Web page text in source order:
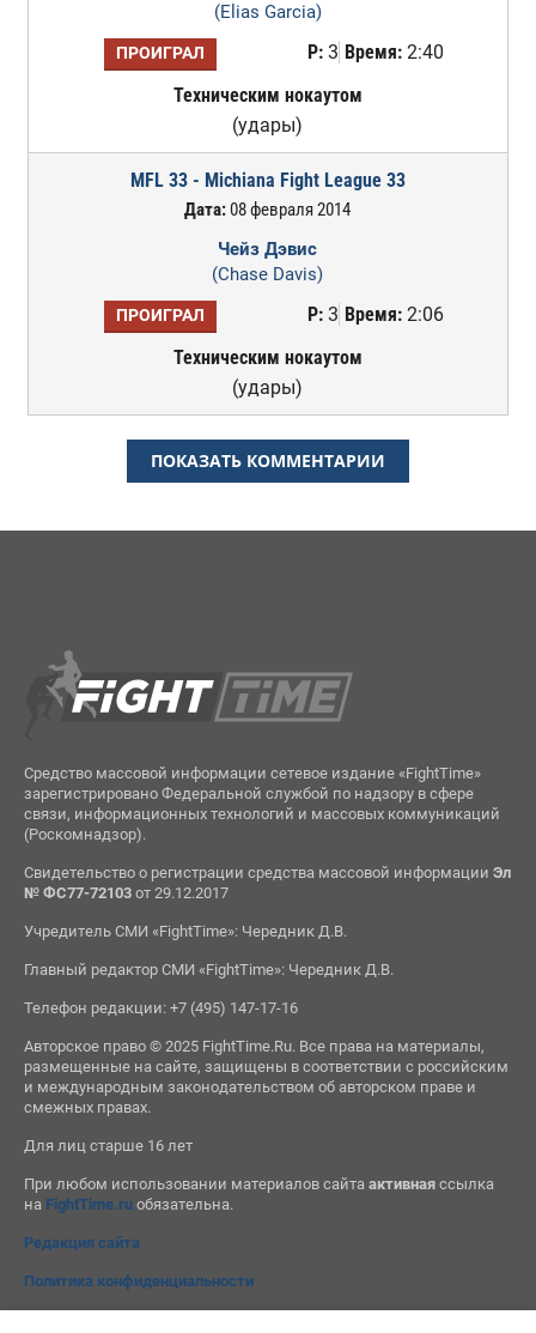
(Elias Garcia)
ПРОИГРАЛ Р:3 Время:2:40
Техническим нокаутом
(удары)
MFL 33 - Michiana Fight League 33
Дата:08 февраля 2014
Чейз Дэвис
(Chase Davis)
ПРОИГРАЛ Р:3 Время:2:06
Техническим нокаутом
(удары)
ПОКАЗАТЬ КОММЕНТАРИИ
Средство массовой информации сетевое издание «FightTime»
зарегистрировано Федеральной службой по надзору в сфере
связи, информационных технологий и массовых коммуникаций
(Роскомнадзор).
Свидетельство о регистрации средства массовой информации Эл
№ ФС77-72103от 29.12.2017
Учредитель СМИ «FightTime»: Чередник Д.В.
Главный редактор СМИ «FightTime»: Чередник Д.В.
Телефон редакции: +7 (495) 147-17-16
Авторское право © 2025 FightTime.Ru. Все права на материалы,
размещенные на сайте, защищены в соответствии с российским
и международным законодательством об авторском праве и
смежных правах.
Для лиц старше 16 лет
При любом использовании материалов сайта активнаяссылка
на FightTime.ruобязательна.
Редакция сайта
Политика конфиденциальности